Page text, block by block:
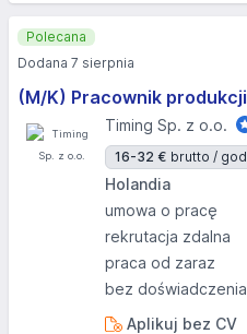
(M/K) Pracownik
Timing Sp. z o.o.
16-32 € brutto /
Holandia
umowa o pracę
rekrutacja zdalna
praca od zaraz
bez doświadczenia
Aplikuj bez CV
Polecana
Dodana 7 sierpnia